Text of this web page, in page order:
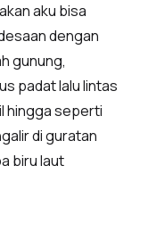
aku bisa
dengan
gunung,
padat lalu lintas
hingga seperti
di guratan
biru laut